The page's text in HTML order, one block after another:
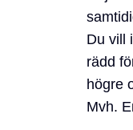
Du vill
rädd
högre
Mvh.